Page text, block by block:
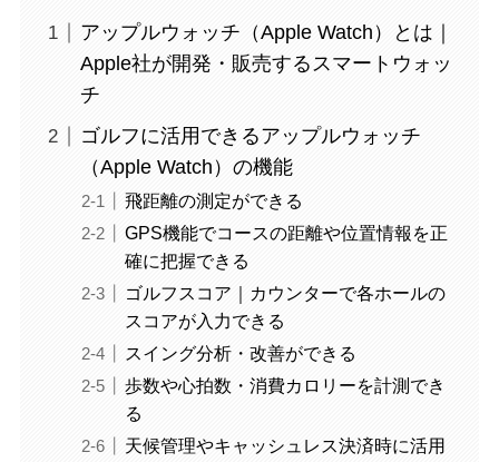
アップルウォッチ（Apple Watch）とは｜
Apple社が開発・販売するスマートウォッ
チ
ゴルフに活用できるアップルウォッチ
（Apple Watch）の機能
飛距離の測定ができる
GPS機能でコースの距離や位置情報を正
確に把握できる
ゴルフスコア｜カウンターで各ホールの
スコアが入力できる
スイング分析・改善ができる
歩数や心拍数・消費カロリーを計測でき
る
天候管理やキャッシュレス決済時に活用